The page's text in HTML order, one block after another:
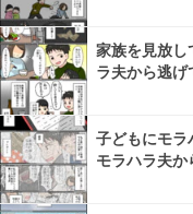
家族を見放
ラ夫から逃
子どもにモラ
モラハラ夫